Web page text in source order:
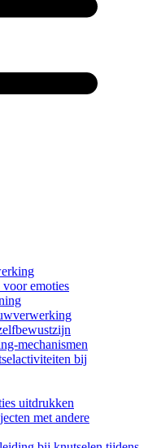
emoties
mechanismen
bij
uitdrukken
met andere